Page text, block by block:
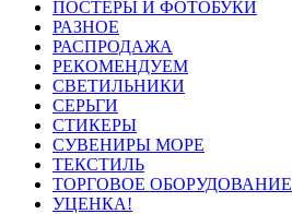
ПОСТЕРЫ И ФОТОБУКИ
РАЗНОЕ
РАСПРОДАЖА
РЕКОМЕНДУЕМ
СВЕТИЛЬНИКИ
СЕРЬГИ
СТИКЕРЫ
СУВЕНИРЫ МОРЕ
ТЕКСТИЛЬ
ТОРГОВОЕ ОБОРУДОВАНИЕ
УЦЕНКА!